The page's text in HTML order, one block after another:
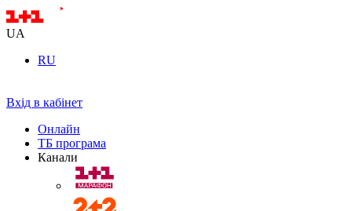
UA
RU
Вхід в кабінет
Онлайн
ТБ програма
Канали